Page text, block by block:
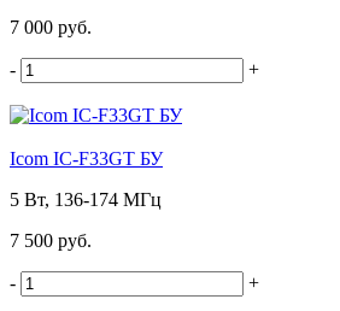
7 000 руб.
- +
Icom IC-F33GT БУ
5 Вт, 136-174 МГц
7 500 руб.
- +